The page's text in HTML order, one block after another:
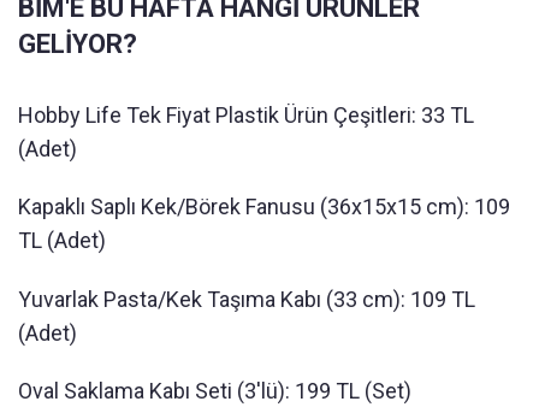
BİM'E BU HAFTA HANGİ ÜRÜNLER
GELİYOR?
Hobby Life Tek Fiyat Plastik Ürün Çeşitleri: 33 TL
(Adet)
Kapaklı Saplı Kek/Börek Fanusu (36x15x15 cm): 109
TL (Adet)
Yuvarlak Pasta/Kek Taşıma Kabı (33 cm): 109 TL
(Adet)
Oval Saklama Kabı Seti (3'lü): 199 TL (Set)